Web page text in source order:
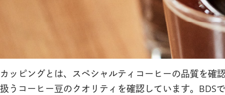
カッピングとは、スペシャルティコーヒーの品質を確
扱うコーヒー豆のクオリティを確認しています。BDS